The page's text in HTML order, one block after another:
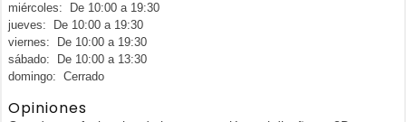
miércoles: De 10:00 a 19:30
jueves: De 10:00 a 19:30
viernes: De 10:00 a 19:30
sábado: De 10:00 a 13:30
domingo: Cerrado
Opiniones